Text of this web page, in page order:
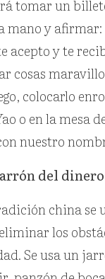
tomar un
mano y afirmar:
acepto y te
cosas
colocarlo
o en la mesa
nuestro
del dinero
china se
los
Se usa un